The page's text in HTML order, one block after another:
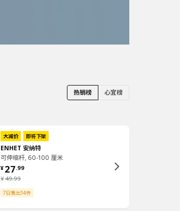
热销榜 心宜榜
大减价 即将下架
ENHET 安纳特
可伸缩杆, 60-100 厘米
¥49.99
¥ 27.99
7日售出14件